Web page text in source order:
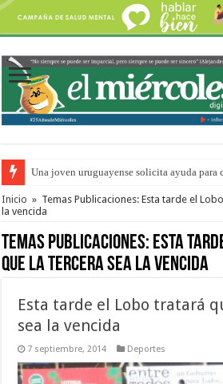
Una joven uruguayense solicita ayuda para
IA e Industria: La Histórica debate los
Inicio » Temas Publicaciones: Esta tarde el
la vencida
Temas Publicaciones: Esta
que la tercera sea la vencida
Esta tarde el Lobo tratará
sea la vencida
7 septiembre, 2014 Deportes